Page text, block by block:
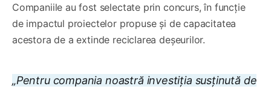
Companiile au fost selectate prin concurs, în funcție
de impactul proiectelor propuse și de capacitatea
acestora de a extinde reciclarea deșeurilor.
„Pentru compania noastră investiția susținută de